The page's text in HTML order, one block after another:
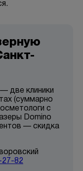
две клиники
(суммарно
с
Domino
— скидка
27-82